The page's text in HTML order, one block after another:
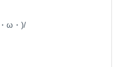
ω・)/